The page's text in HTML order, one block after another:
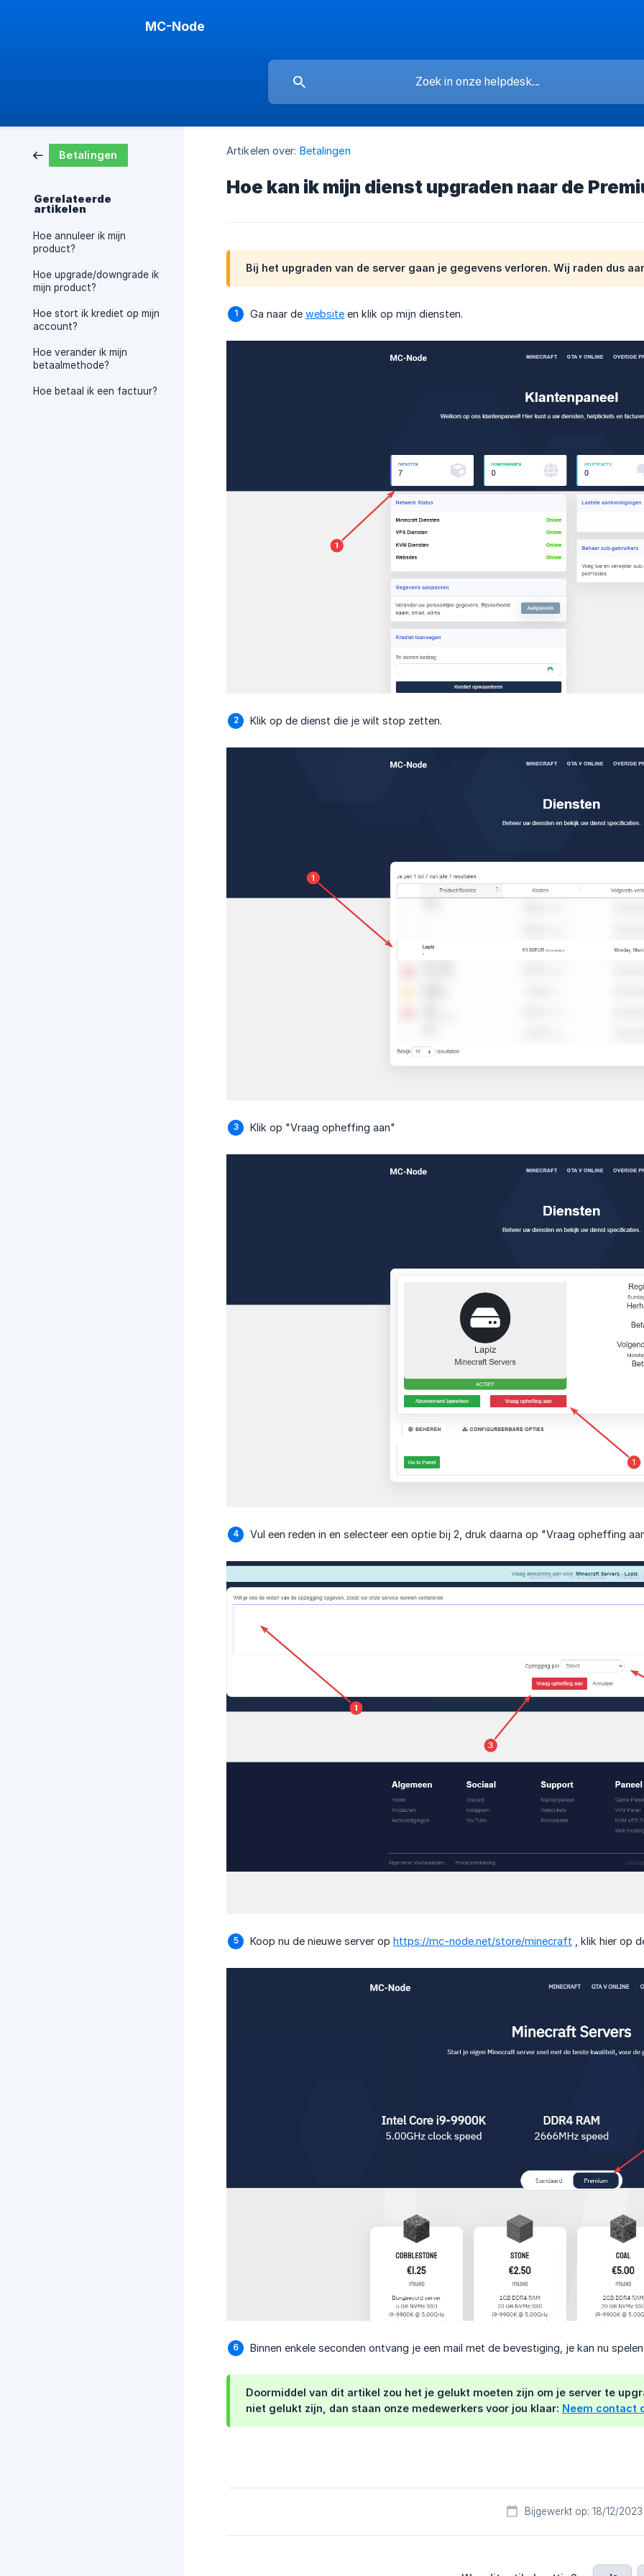
MC-Node
Betalingen
Gerelateerde
artikelen
Hoe annuleer ik mijn
product?
Hoe upgrade/downgrade ik
mijn product?
Hoe stort ik krediet op mijn
account?
Hoe verander ik mijn
betaalmethode?
Hoe betaal ik een factuur?
Artikelen over: Betalingen
Hoe kan ik mijn dienst upgraden naar de
Bij het upgraden van de server gaan je gegevens verloren. Wij raden dus
Ga naar de website en klik op mijn diensten.
Klik op de dienst die je wilt stop zetten.
Klik op "Vraag opheffing aan"
Vul een reden in en selecteer een optie bij 2, druk daarna op "Vraag opheffing
Koop nu de nieuwe server op https://mc-node.net/store/minecraft , klik hier op
Binnen enkele seconden ontvang je een mail met de bevestiging, je kan nu
Doormiddel van dit artikel zou het je gelukt moeten zijn om je server te
niet gelukt zijn, dan staan onze medewerkers voor jou klaar: Neem contact
Bijgewerkt op: 18/12/2023